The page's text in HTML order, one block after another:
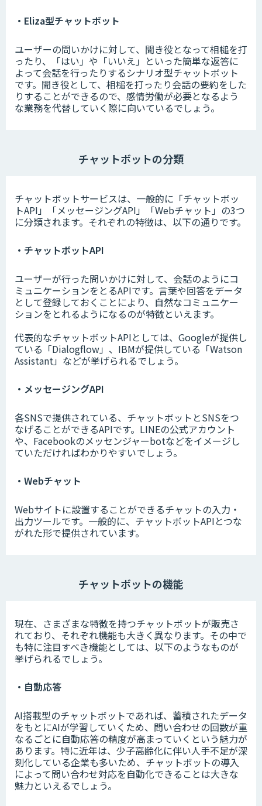
・Eliza型チャットボット
ユーザーの問いかけに対して、聞き役となって相槌を打
ったり、「はい」や「いいえ」といった簡単な返答に
よって会話を行ったりするシナリオ型チャットボット
です。聞き役として、相槌を打ったり会話の要約をした
りすることができるので、感情労働が必要となるよう
な業務を代替していく際に向いているでしょう。
チャットボットの分類
チャットボットサービスは、一般的に「チャットボッ
トAPI」「メッセージングAPI」「Webチャット」の3つ
に分類されます。それぞれの特徴は、以下の通りです。
・チャットボットAPI
ユーザーが行った問いかけに対して、会話のようにコ
ミュニケーションをとるAPIです。言葉や回答をデータ
として登録しておくことにより、自然なコミュニケー
ションをとれるようになるのが特徴といえます。
代表的なチャットボットAPIとしては、Googleが提供し
ている「Dialogflow」、IBMが提供している「Watson
Assistant」などが挙げられるでしょう。
・メッセージングAPI
各SNSで提供されている、チャットボットとSNSをつ
なげることができるAPIです。LINEの公式アカウント
や、Facebookのメッセンジャーbotなどをイメージし
ていただければわかりやすいでしょう。
・Webチャット
Webサイトに設置することができるチャットの入力・
出力ツールです。一般的に、チャットボットAPIとつな
がれた形で提供されています。
チャットボットの機能
現在、さまざまな特徴を持つチャットボットが販売さ
れており、それぞれ機能も大きく異なります。その中で
も特に注目すべき機能としては、以下のようなものが
挙げられるでしょう。
・自動応答
AI搭載型のチャットボットであれば、蓄積されたデータ
をもとにAIが学習していくため、問い合わせの回数が重
なるごとに自動応答の精度が高まっていくという魅力が
あります。特に近年は、少子高齢化に伴い人手不足が深
刻化している企業も多いため、チャットボットの導入
によって問い合わせ対応を自動化できることは大きな
魅力といえるでしょう。